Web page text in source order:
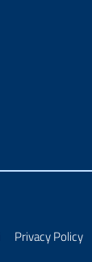
Privacy Policy